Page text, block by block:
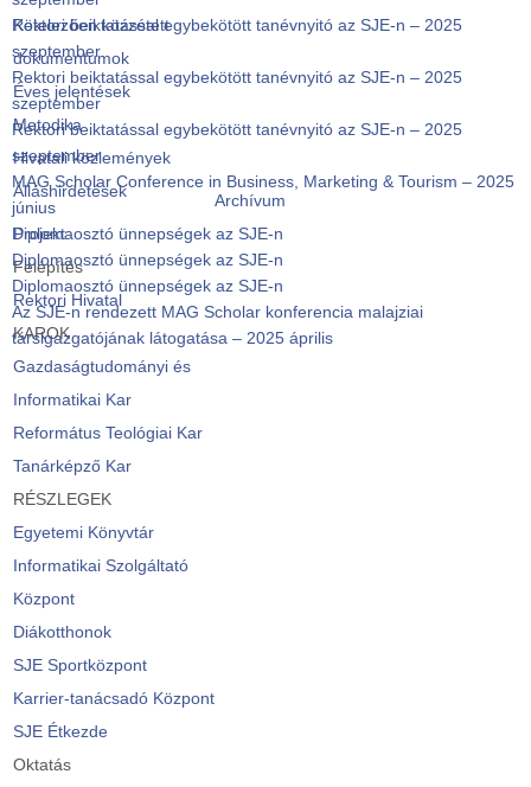
Kötelezően közzétett
dokumentumok
Éves jelentések
Metodika
Hivatali közlemények
Álláshirdetések
Archívum
Projekt
Felépítés
Rektori Hivatal
KAROK
Gazdaságtudományi és
Informatikai Kar
Református Teológiai Kar
Tanárképző Kar
RÉSZLEGEK
Egyetemi Könyvtár
Informatikai Szolgáltató
Központ
Diákotthonok
SJE Sportközpont
Karrier-tanácsadó Központ
SJE Étkezde
Oktatás
Rektori beiktatással egybekötött tanévnyitó az SJE-n – 2025
szeptember
Rektori beiktatással egybekötött tanévnyitó az SJE-n – 2025
szeptember
Rektori beiktatással egybekötött tanévnyitó az SJE-n – 2025
szeptember
MAG Scholar Conference in Business, Marketing & Tourism – 2025
június
Diplomaosztó ünnepségek az SJE-n
Diplomaosztó ünnepségek az SJE-n
Diplomaosztó ünnepségek az SJE-n
Az SJE-n rendezett MAG Scholar konferencia malajziai
társigazgatójának látogatása – 2025 április